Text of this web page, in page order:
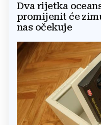
Dva rijetka
promijenit će
nas očekuje